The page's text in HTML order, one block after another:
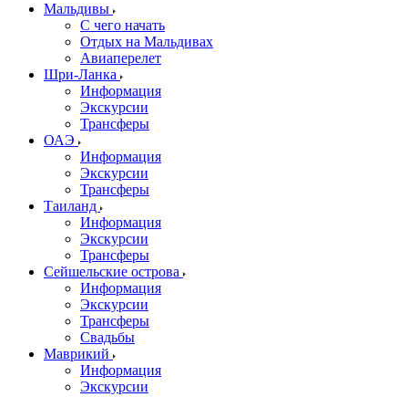
Мальдивы
С чего начать
Отдых на Мальдивах
Авиаперелет
Шри-Ланка
Информация
Экскурсии
Трансферы
ОАЭ
Информация
Экскурсии
Трансферы
Таиланд
Информация
Экскурсии
Трансферы
Сейшельские острова
Информация
Экскурсии
Трансферы
Свадьбы
Маврикий
Информация
Экскурсии